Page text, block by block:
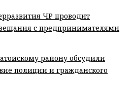
ЧР проводит
с предпринимателями
району обсудили
полиции и гражданского